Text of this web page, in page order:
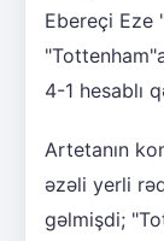
Ebereçi Eze
4-1 hesablı
Artetanın
əzəli yerli
gəlmişdi;